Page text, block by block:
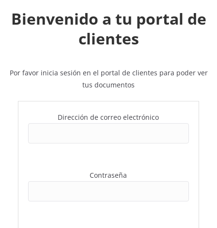
Bienvenido a tu portal de
clientes
Por favor inicia sesión en el portal de clientes para poder ver
tus documentos
Dirección de correo electrónico
Contraseña